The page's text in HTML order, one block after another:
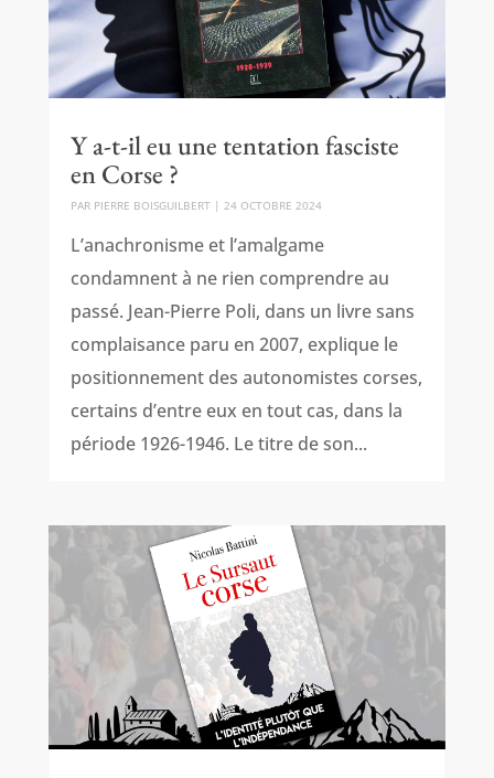
Y a-t-il eu une tentation fasciste
en Corse ?
PAR PIERRE BOISGUILBERT| 24 OCTOBRE 2024
L’anachronisme et l’amalgame
condamnent à ne rien comprendre au
passé. Jean-Pierre Poli, dans un livre sans
complaisance paru en 2007, explique le
positionnement des autonomistes corses,
certains d’entre eux en tout cas, dans la
période 1926-1946. Le titre de son...